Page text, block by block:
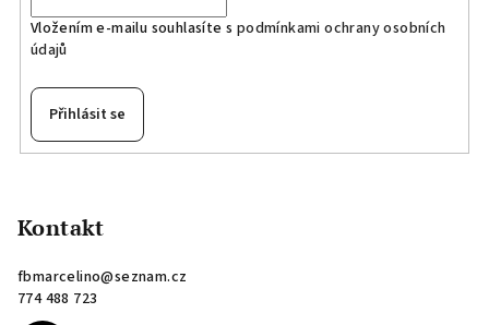
Vložením e-mailu souhlasíte s podmínkami ochrany osobních
údajů
Přihlásit se
Kontakt
fbmarcelino@seznam.cz
774 488 723